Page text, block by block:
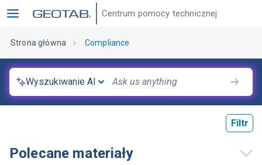
Centrum pomocy technicznej
Strona główna Compliance
Wyszukiwanie AI
Filtr
Polecane materiały